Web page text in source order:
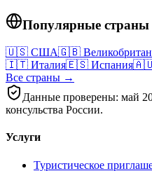
Популярные страны
🇺🇸 США🇬🇧
🇮🇹 Италия🇪🇸 Испания
Все страны →
Данные проверены: май
консульства России.
Услуги
Туристическое